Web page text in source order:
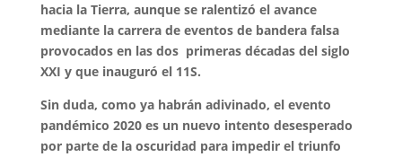
hacia la Tierra, aunque se ralentizó el avance
mediante la carrera de eventos de bandera falsa
provocados en las dos primeras décadas del siglo
XXI y que inauguró el 11S.
Sin duda, como ya habrán adivinado, el evento
pandémico 2020 es un nuevo intento desesperado
por parte de la oscuridad para impedir el triunfo